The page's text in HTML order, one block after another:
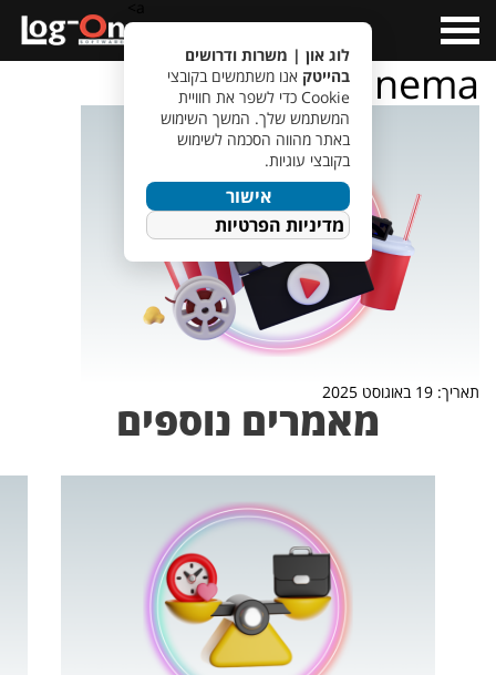
Menu
main_cinema
תאריך: 19 באוגוסט 2025
מאמרים נוספים
לוג און | משרות ודרושים
בהייטק אנו משתמשים בקובצי
Cookie כדי לשפר את חוויית
המשתמש שלך. המשך השימוש
באתר מהווה הסכמה לשימוש
בקובצי עוגיות.
אישור
מדיניות הפרטיות